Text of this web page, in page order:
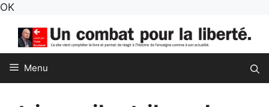
OKAller
contenu
Menu